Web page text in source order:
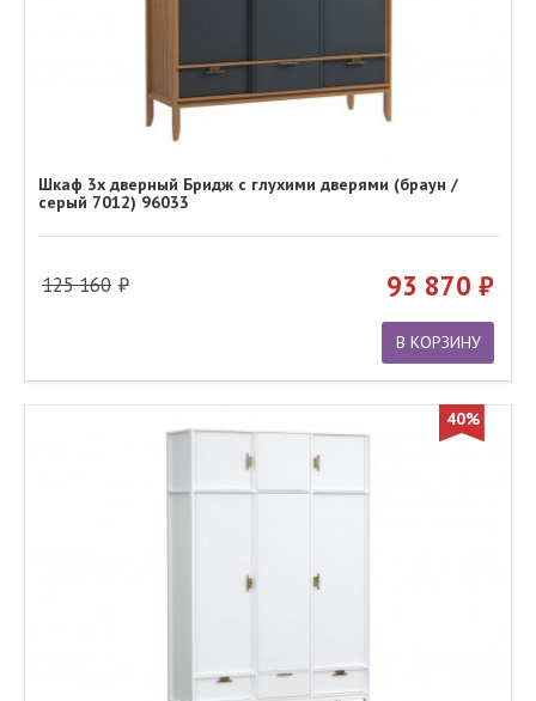
Шкаф 3х дверный Бридж с глухими дверями (браун /
серый 7012) 96033
125 160 93 870
В КОРЗИНУ
40%